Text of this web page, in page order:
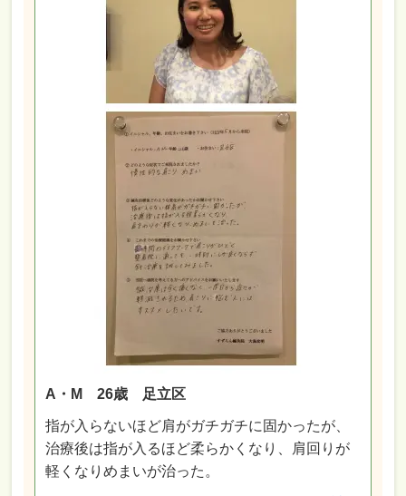
A・M 26歳 足立区
指が入らないほど肩がガチガチに固かったが、
治療後は指が入るほど柔らかくなり、肩回りが
軽くなりめまいが治った。